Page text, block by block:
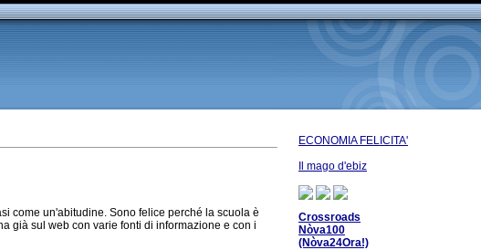
come un'abitudine. Sono felice perché la scuola è
già sul web con varie fonti di informazione e con i
ECONOMIA FELICITA'
Il mago d'ebiz
Crossroads
Nòva100
(Nòva24Ora!)